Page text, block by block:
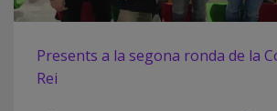
Presents a la segona ronda de la
Rei